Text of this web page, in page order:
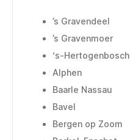
’s Gravendeel
’s Gravenmoer
‘s-Hertogenbosch
Alphen
Baarle Nassau
Bavel
Bergen op Zoom